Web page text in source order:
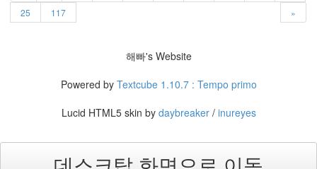
25
117 »
해
빠
해빠's Website
Powered by Textcube 1.10.7 : Tempo primo
Lucid HTML5 skin by daybreaker/ inureyes